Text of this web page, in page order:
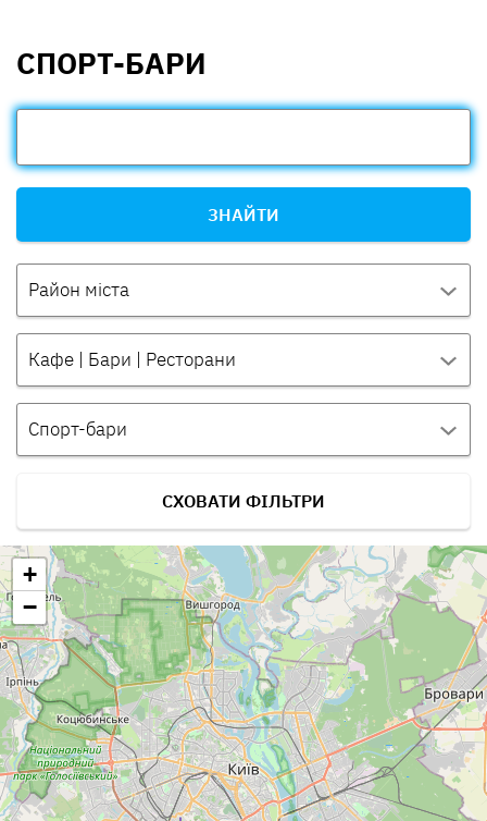
СПОРТ-БАРИ
ЗНАЙТИ
Район міста
Кафе | Бари | Ресторани
Спорт-бари
СХОВАТИ ФІЛЬТРИ
+
−